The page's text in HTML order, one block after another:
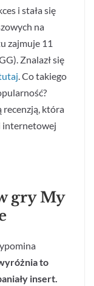
i stała się
na
zajmuje 11
Znalazł się
. Co takiego
recenzją, która
internetowej
gry My
to
insert.